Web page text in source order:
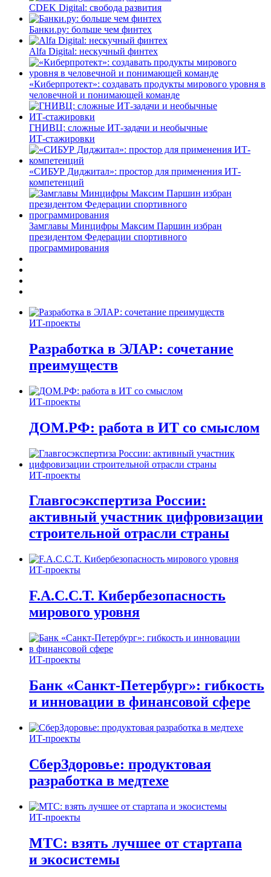
CDEK Digital: свобода развития
Банки.ру: больше чем финтех
Alfa Digital: нескучный финтех
«Киберпротект»: создавать продукты мирового уровня в
человечной и понимающей команде
ГНИВЦ: сложные ИТ‑задачи и необычные
ИТ‑стажировки
«СИБУР Диджитал»: простор для применения ИТ-
компетенций
Замглавы Минцифры Максим Паршин избран
президентом Федерации спортивного
программирования
ИТ-проекты
Разработка в ЭЛАР: сочетание
преимуществ
ИТ-проекты
ДОМ.РФ: работа в ИТ со смыслом
ИТ-проекты
Главгосэкспертиза России:
активный участник цифровизации
строительной отрасли страны
ИТ-проекты
F.A.C.C.T. Кибербезопасность
мирового уровня
ИТ-проекты
Банк «Санкт-Петербург»: гибкость
и инновации в финансовой сфере
ИТ-проекты
СберЗдоровье: продуктовая
разработка в медтехе
ИТ-проекты
МТС: взять лучшее от стартапа
и экосистемы